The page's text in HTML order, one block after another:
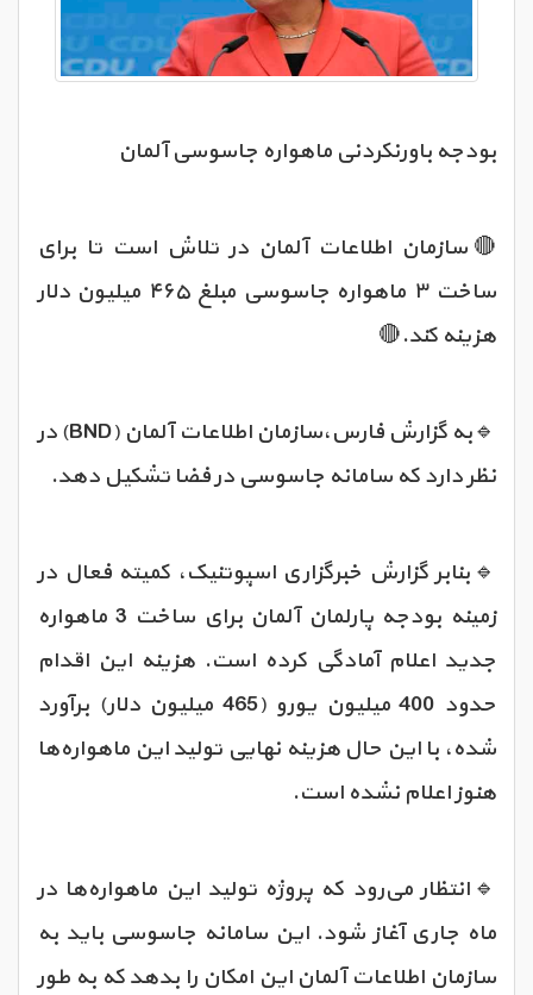
بودجه باورنکردنی ماهواره جاسوسی آلمان
🔴سازمان اطلاعات آلمان در تلاش است تا برای
ساخت ۳ ماهواره جاسوسی مبلغ ۴۶۵ میلیون دلار
هزینه کند.🔴
🔹به گزارش فارس،سازمان اطلاعات آلمان (BND) در
نظر دارد که سامانه جاسوسی در فضا تشکیل دهد.
🔹بنابر گزارش خبرگزاری اسپوتنیک، کمیته فعال در
زمینه بودجه پارلمان آلمان برای ساخت 3 ماهواره
جدید اعلام آمادگی کرده است. هزینه این اقدام
حدود 400 میلیون یورو (465 میلیون دلار) برآورد
شده، با این حال هزینه نهایی تولید این ماهواره‌ها
هنوز اعلام نشده است.
🔹انتظار می‌رود که پروژه تولید این ماهواره‌ها در
ماه جاری آغاز شود. این سامانه جاسوسی باید به
سازمان اطلاعات آلمان این امکان را بدهد که به طور